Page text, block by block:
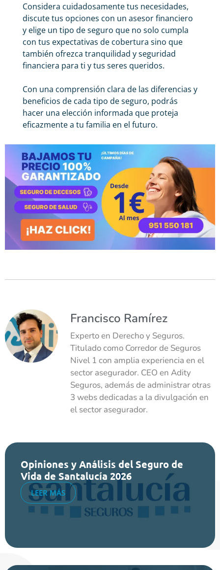
Considera cuidadosamente tus necesidades,
discute tus opciones con un asesor financiero
y elige un tipo de seguro que no solo cumpla
con tus expectativas de cobertura sino que
también ofrezca tranquilidad y seguridad
financiera para ti y tus seres queridos.
Con una comprensión clara de las diferencias y
beneficios de cada tipo de seguro, podrás
hacer una elección informada que proteja
eficazmente a tu familia en el futuro.
Francisco Ramírez
Experto en Derecho y Seguros.
Titulado como Corredor de Seguros
Nivel 1 con amplia experiencia en el
sector asegurador. CEO en Adity
Seguros, además de administrar otras
3 webs dedicadas a la divulgación en
el sector asegurador.
Opiniones y Análisis del Seguro de
Vida de Santalucía 2026
LEER MÁS